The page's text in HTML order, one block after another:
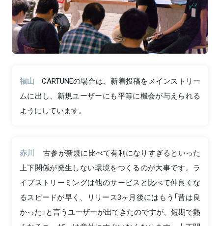
福山
CARTUNEの場合は、新着投稿をメインストリー
ムに出し、新規ユーザーにも平等に機会が与えられる
ようにしています。
赤川
古参が新規に比べて有利になりすぎるといった
上下関係が発生しない環境をつくるのが大事です。ラ
イブストリーミングは他のサービスと比べて仲良くな
るスピードが早く、リリース3ヶ月後にはもう「昔は良
かった」と言うユーザーが出てきたのですが、短期で熱